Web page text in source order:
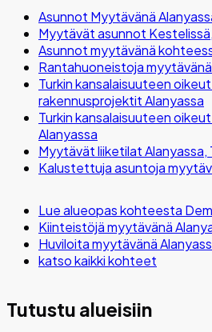
Asunnot Myytävänä
Myytävät asunnot
Asunnot myytävänä
Rantahuoneistoja
Turkin kansalaisuuteen
rakennusprojektit Alanyassa
Turkin kansalaisuuteen
Alanyassa
Myytävät liiketilat Alanyassa,
Kalustettuja asuntoja
Lue alueopas kohteesta
Kiinteistöjä myytävänä
Huviloita myytävänä
katso kaikki kohteet
Tutustu alueisiin